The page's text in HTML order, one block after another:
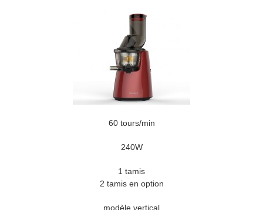
60 tours/min
240W
1 tamis
2 tamis en option
modèle vertical